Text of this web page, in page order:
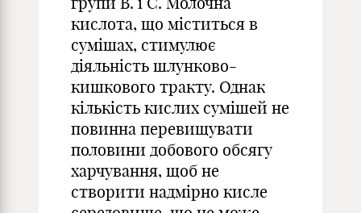
кислота, що міститься в
сумішах, стимулює
діяльність шлунково-
кишкового тракту. Однак
кількість кислих сумішей не
повинна перевищувати
половини добового обсягу
харчування, щоб не
створити надмірно кисле